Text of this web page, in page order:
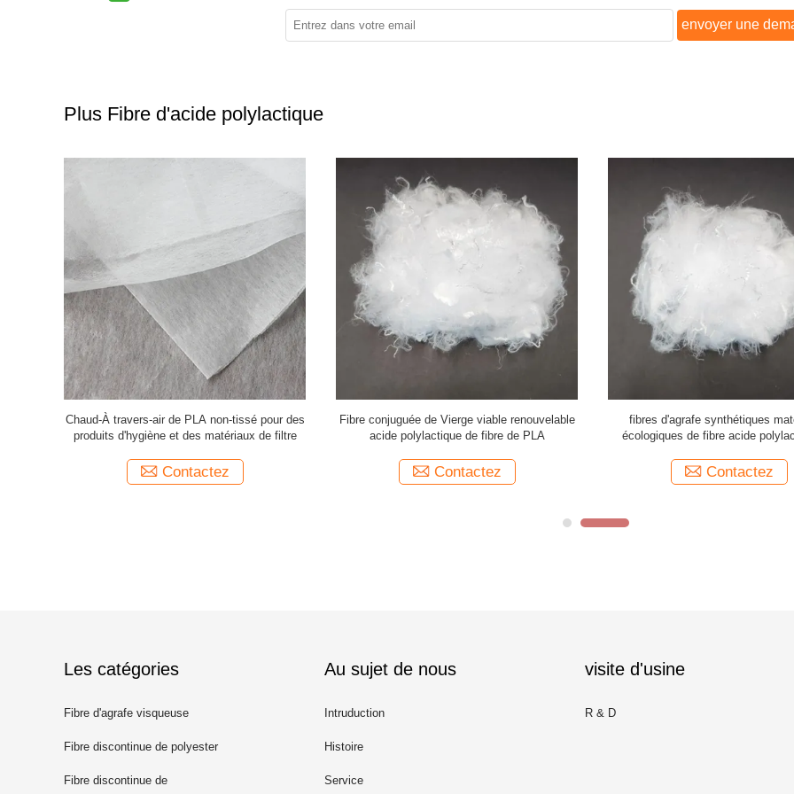
envoyer une
Plus Fibre d'acide polylactique
Chaud-À travers-air de PLA non-tissé pour des
produits d'hygiène et des matériaux de filtre
Contactez
Fibre conjuguée de Vierge viable renouvelable
acide polylactique de fibre de PLA
Contactez
fibres d'agrafe synthétiques
écologiques de fibre acide
Contactez
Les catégories
Fibre d'agrafe visqueuse
Fibre discontinue de polyester
recyclé
Fibre discontinue de
Au sujet de nous
Intruduction
Histoire
Service
visite d'usine
R & D